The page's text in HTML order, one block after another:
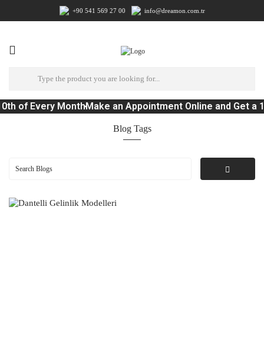
+90 541 569 27 00 info@dreamon.com.tr
of Every MonthMake an Appointment Online and Get a
Blog Tags